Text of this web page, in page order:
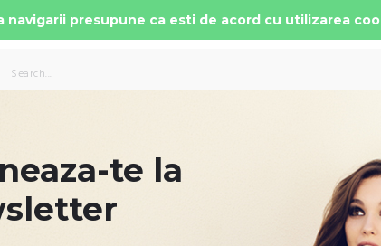
AUTO COPII PATUTURI MOBILIER
V13
presupune ca esti de acord cu utilizarea
te la